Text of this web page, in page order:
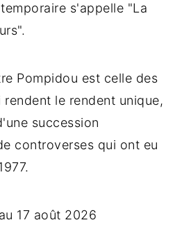
s'appelle "La
Pompidou est celle des
le rendent unique,
succession
controverses qui ont eu
17 août 2026